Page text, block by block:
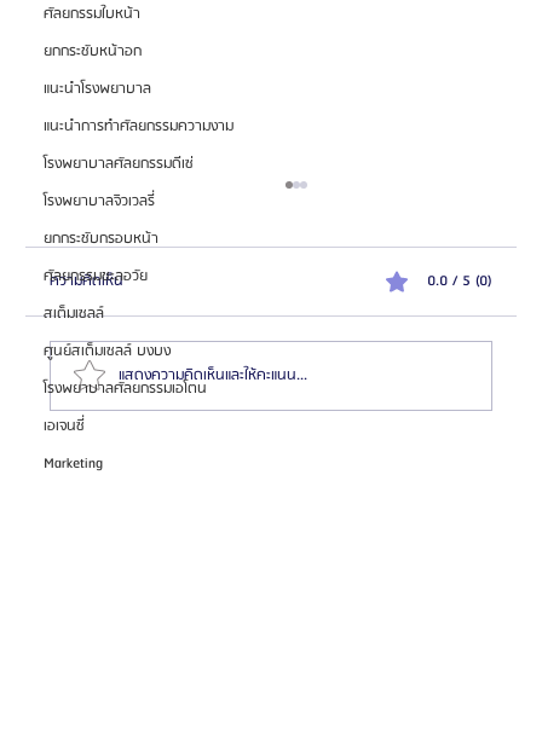
ศัลยกรรมใบหน้า
ยกกระชับหน้าอก
แนะนำโรงพยาบาล
แนะนำการทำศัลยกรรมความงาม
โรงพยาบาลศัลยกรรมดีเซ่
โรงพยาบาลจิวเวลรี่
ยกกระชับกรอบหน้า
ศัลยกรรมชะลอวัย
สเต็มเซลล์
ศูนย์สเต็มเซลล์ บงบง
โรงพยาบาลศัลยกรรมเอโตน
เอเจนซี่
Marketingวิธีเริ่มต้นอาชีพนายหน้าศัลยกรรมเกาหลี: ก้าวแรกสู่
ความคิดเห็น 0.0 / 5 (0)
แสดงความคิดเห็นและให้คะแนน...